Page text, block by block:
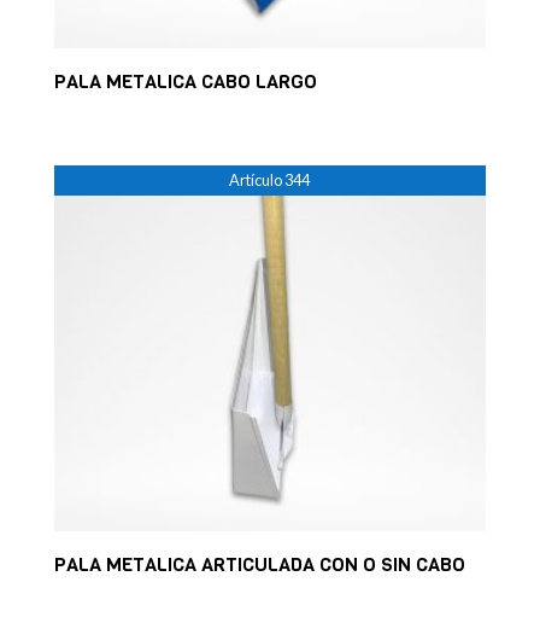
PALA METALICA CABO LARGO
Artículo 344
PALA METALICA ARTICULADA CON O SIN CABO